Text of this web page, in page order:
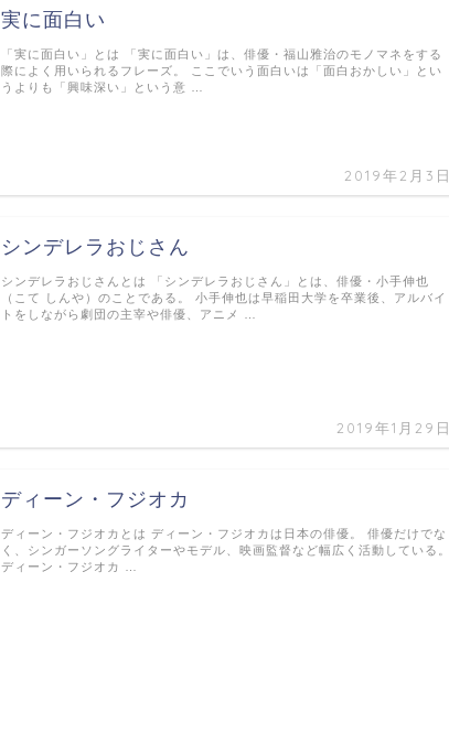
実に面白い
2019年2月3日
「実に面白い」とは 「実に面白い」は、俳優・福山雅治のモノマネをする
際によく用いられるフレーズ。 ここでいう面白いは「面白おかしい」とい
うよりも「興味深い」という意 …
シンデレラおじさん
2019年1月29日
シンデレラおじさんとは 「シンデレラおじさん」とは、俳優・小手伸也
（こて しんや）のことである。 小手伸也は早稲田大学を卒業後、アルバイ
トをしながら劇団の主宰や俳優、アニメ …
ディーン・フジオカ
ディーン・フジオカとは ディーン・フジオカは日本の俳優。 俳優だけでな
く、シンガーソングライターやモデル、映画監督など幅広く活動している。
ディーン・フジオカ …